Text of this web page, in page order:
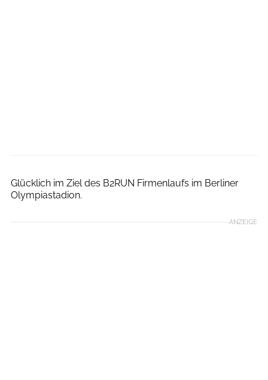
Glücklich im Ziel des B2RUN Firmenlaufs im Berliner
Olympiastadion.
ANZEIGE